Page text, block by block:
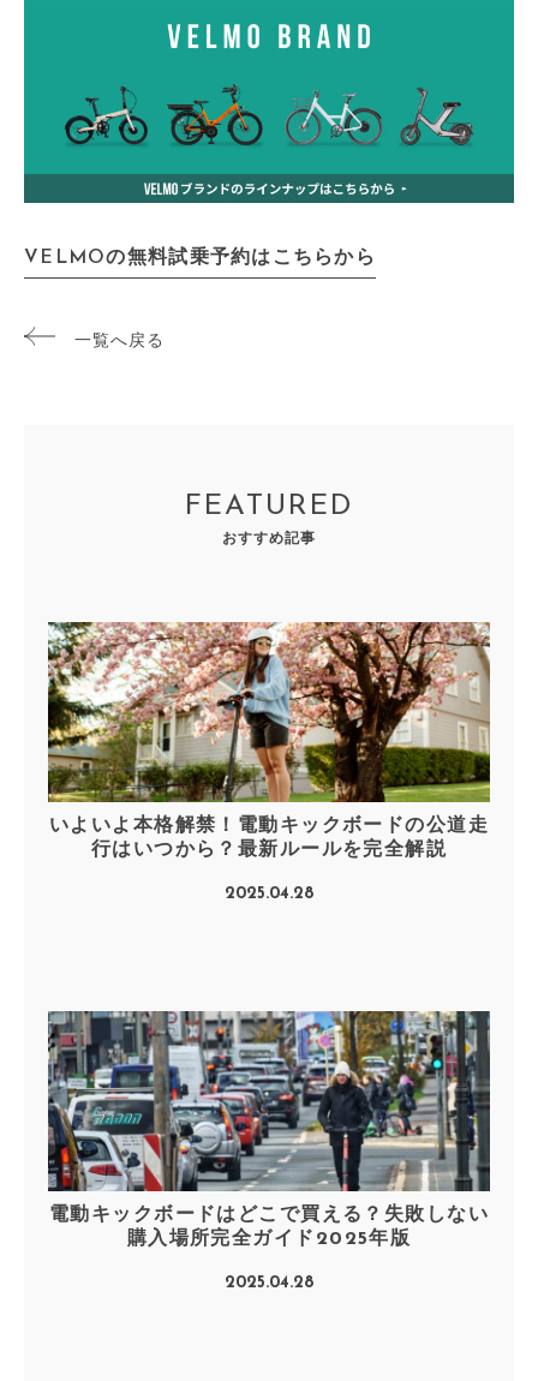
VELMOの無料試乗予約はこちらから
一覧へ戻る
FEATURED
おすすめ記事
いよいよ本格解禁！電動キックボードの公道走
行はいつから？最新ルールを完全解説
2025.04.28
電動キックボードはどこで買える？失敗しない
購入場所完全ガイド2025年版
2025.04.28